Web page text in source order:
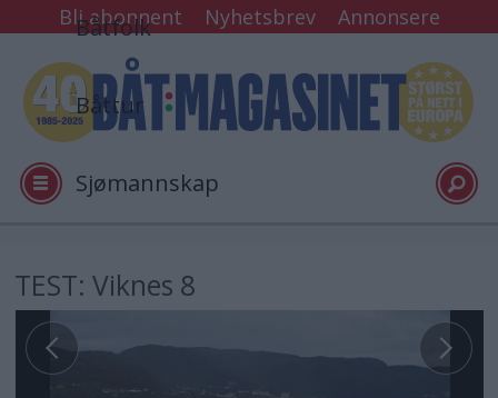
Bli abonnent Nyhetsbrev Annonsere
Båtfolk
Båttur
Sjømannskap
Arkiv
TEST: Viknes 8